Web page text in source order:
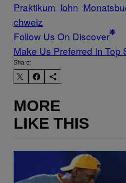
Praktikum lohn
chweiz
Follow Us On Discover
Make Us Preferred In Top
Share:
MORE
LIKE THIS